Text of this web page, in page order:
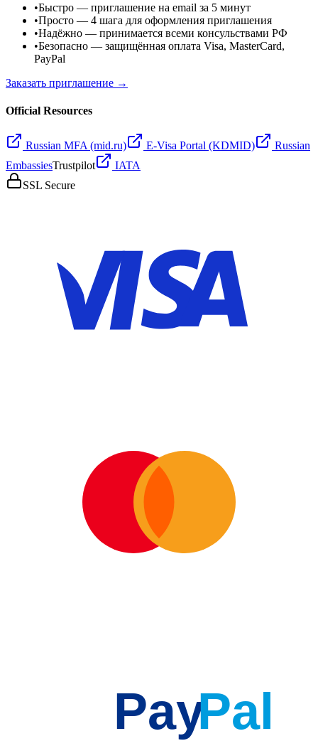
•Быстро — приглашение на email за 5 минут
•Просто — 4 шага для оформления приглашения
•Надёжно — принимается всеми консульствами РФ
•Безопасно — защищённая оплата Visa, MasterCard,
PayPal
Заказать приглашение →
Official Resources
Russian MFA (mid.ru) E-Visa Portal (KDMID)
Russian
EmbassiesTrustpilot
IATA
SSL Secure
PayPal